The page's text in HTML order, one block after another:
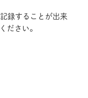
録することが出来
ださい。